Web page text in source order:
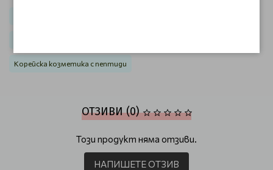
Корейска козметика с пептиди
ОТЗИВИ (0)
Този продукт няма отзиви.
НАПИШЕТЕ ОТЗИВ